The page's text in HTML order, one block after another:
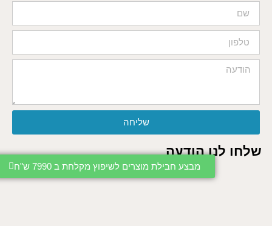
מבצע חבילת מוצרים לשיפוץ מקלחת ב 7990 ש"ח
שליחה
שלחו לנו הודעה